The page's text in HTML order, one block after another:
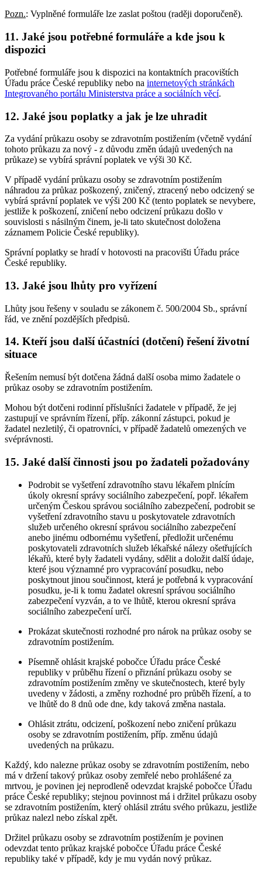
Pozn.: Vyplněné formuláře lze zaslat poštou (raději doporučeně).
11. Jaké jsou potřebné formuláře a kde jsou k
dispozici
Potřebné formuláře jsou k dispozici na kontaktních pracovištích
Úřadu práce České republiky nebo na internetových stránkách
Integrovaného portálu Ministerstva práce a sociálních věcí.
12. Jaké jsou poplatky a jak je lze uhradit
Za vydání průkazu osoby se zdravotním postižením (včetně vydání
tohoto průkazu za nový - z důvodu změn údajů uvedených na
průkaze) se vybírá správní poplatek ve výši 30 Kč.
V případě vydání průkazu osoby se zdravotním postižením
náhradou za průkaz poškozený, zničený, ztracený nebo odcizený se
vybírá správní poplatek ve výši 200 Kč (tento poplatek se nevybere,
jestliže k poškození, zničení nebo odcizení průkazu došlo v
souvislosti s násilným činem, je-li tato skutečnost doložena
záznamem Policie České republiky).
Správní poplatky se hradí v hotovosti na pracovišti Úřadu práce
České republiky.
13. Jaké jsou lhůty pro vyřízení
Lhůty jsou řešeny v souladu se zákonem č. 500/2004 Sb., správní
řád, ve znění pozdějších předpisů.
14. Kteří jsou další účastníci (dotčení) řešení životní
situace
Řešením nemusí být dotčena žádná další osoba mimo žadatele o
průkaz osoby se zdravotním postižením.
Mohou být dotčeni rodinní příslušníci žadatele v případě, že jej
zastupují ve správním řízení, příp. zákonní zástupci, pokud je
žadatel nezletilý, či opatrovníci, v případě žadatelů omezených ve
svéprávnosti.
15. Jaké další činnosti jsou po žadateli požadovány
Podrobit se vyšetření zdravotního stavu lékařem plnícím
úkoly okresní správy sociálního zabezpečení, popř. lékařem
určeným Českou správou sociálního zabezpečení, podrobit se
vyšetření zdravotního stavu u poskytovatele zdravotních
služeb určeného okresní správou sociálního zabezpečení
anebo jinému odbornému vyšetření, předložit určenému
poskytovateli zdravotních služeb lékařské nálezy ošetřujících
lékařů, které byly žadateli vydány, sdělit a doložit další údaje,
které jsou významné pro vypracování posudku, nebo
poskytnout jinou součinnost, která je potřebná k vypracování
posudku, je-li k tomu žadatel okresní správou sociálního
zabezpečení vyzván, a to ve lhůtě, kterou okresní správa
sociálního zabezpečení určí.
Prokázat skutečnosti rozhodné pro nárok na průkaz osoby se
zdravotním postižením.
Písemně ohlásit krajské pobočce Úřadu práce České
republiky v průběhu řízení o přiznání průkazu osoby se
zdravotním postižením změny ve skutečnostech, které byly
uvedeny v žádosti, a změny rozhodné pro průběh řízení, a to
ve lhůtě do 8 dnů ode dne, kdy taková změna nastala.
Ohlásit ztrátu, odcizení, poškození nebo zničení průkazu
osoby se zdravotním postižením, příp. změnu údajů
uvedených na průkazu.
Každý, kdo nalezne průkaz osoby se zdravotním postižením, nebo
má v držení takový průkaz osoby zemřelé nebo prohlášené za
mrtvou, je povinen jej neprodleně odevzdat krajské pobočce Úřadu
práce České republiky; stejnou povinnost má i držitel průkazu osoby
se zdravotním postižením, který ohlásil ztrátu svého průkazu, jestliže
průkaz nalezl nebo získal zpět.
Držitel průkazu osoby se zdravotním postižením je povinen
odevzdat tento průkaz krajské pobočce Úřadu práce České
republiky také v případě, kdy je mu vydán nový průkaz.